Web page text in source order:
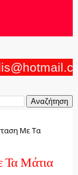
Με Τα
Τα Μάτια